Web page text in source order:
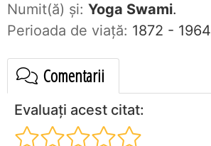
Numit(ă) și: Yoga Swami.
Perioada de viaţă: 1872 - 1964
Comentarii
Evaluați acest citat: